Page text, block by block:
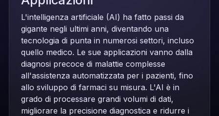
L'intelligenza artificiale (AI) ha fatto passi da
gigante negli ultimi anni, diventando una
tecnologia di punta in numerosi settori, incluso
quello medico. Le sue applicazioni vanno dalla
diagnosi precoce di malattie complesse
all'assistenza automatizzata per i pazienti, fino
allo sviluppo di farmaci su misura. L'AI è in
grado di processare grandi volumi di dati,
migliorare la precisione diagnostica e ridurre i